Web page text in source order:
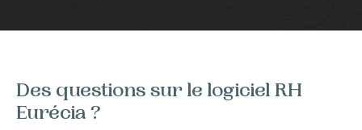
Des questions sur le logiciel RH
Eurécia ?